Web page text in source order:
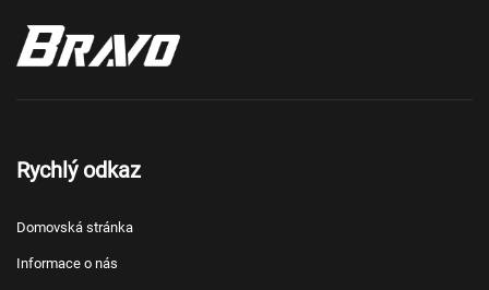
Rychlý odkaz
Domovská stránka
Informace o nás